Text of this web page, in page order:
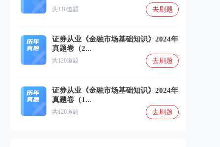
共110道题 去刷题
证券从业《金融市场基础知识》2024年
真题卷（2...
共120道题 去刷题
证券从业《金融市场基础知识》2024年
真题卷（1...
共120道题 去刷题